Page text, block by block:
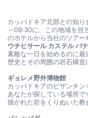
カッパドキア北部との知
～09:30に、この地域を担
のホテルから当社のツアー
ウチヒサール カステル パ
素敵な一日を始めるのに
歴史とその周囲の岩石構造
ギョレメ野外博物館
カッパドキアのビザンチ
あなたが探している場所
描かれた岩をくりぬいた教